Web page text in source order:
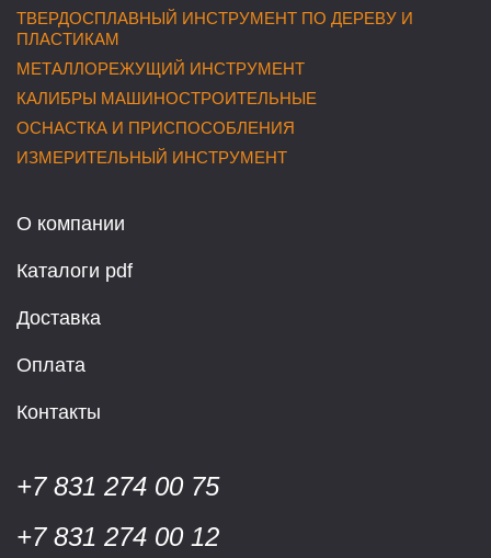
ТВЕРДОСПЛАВНЫЙ ИНСТРУМЕНТ ПО ДЕРЕВУ И
ПЛАСТИКАМ
МЕТАЛЛОРЕЖУЩИЙ ИНСТРУМЕНТ
КАЛИБРЫ МАШИНОСТРОИТЕЛЬНЫЕ
ОСНАСТКА И ПРИСПОСОБЛЕНИЯ
ИЗМЕРИТЕЛЬНЫЙ ИНСТРУМЕНТ
О компании
Каталоги pdf
Доставка
Оплата
Контакты
+7 831 274 00 75
+7 831 274 00 12